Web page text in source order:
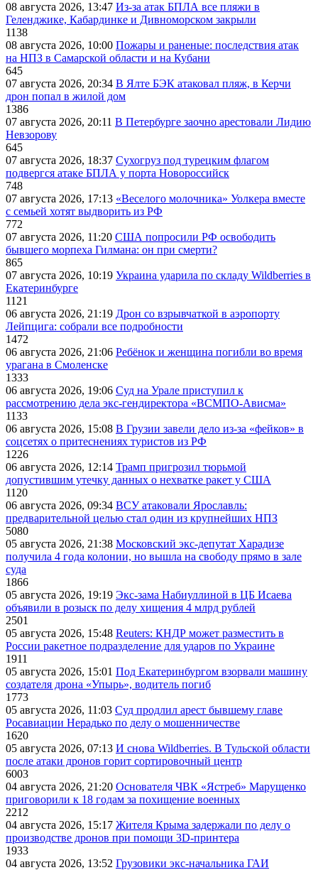
08 августа 2026, 13:47 Из-за атак БПЛА все пляжи в
Геленджике, Кабардинке и Дивноморском закрыли
1138
08 августа 2026, 10:00 Пожары и раненые: последствия атак
на НПЗ в Самарской области и на Кубани
645
07 августа 2026, 20:34 В Ялте БЭК атаковал пляж, в Керчи
дрон попал в жилой дом
1386
07 августа 2026, 20:11 В Петербурге заочно арестовали Лидию
Невзорову
645
07 августа 2026, 18:37 Сухогруз под турецким флагом
подвергся атаке БПЛА у порта Новороссийск
748
07 августа 2026, 17:13 «Веселого молочника» Уолкера вместе
с семьей хотят выдворить из РФ
772
07 августа 2026, 11:20 США попросили РФ освободить
бывшего морпеха Гилмана: он при смерти?
865
07 августа 2026, 10:19 Украина ударила по складу Wildberries в
Екатеринбурге
1121
06 августа 2026, 21:19 Дрон со взрывчаткой в аэропорту
Лейпцига: собрали все подробности
1472
06 августа 2026, 21:06 Ребёнок и женщина погибли во время
урагана в Смоленске
1333
06 августа 2026, 19:06 Суд на Урале приступил к
рассмотрению дела экс-гендиректора «ВСМПО-Ависма»
1133
06 августа 2026, 15:08 В Грузии завели дело из-за «фейков» в
соцсетях о притеснениях туристов из РФ
1226
06 августа 2026, 12:14 Трамп пригрозил тюрьмой
допустившим утечку данных о нехватке ракет у США
1120
06 августа 2026, 09:34 ВСУ атаковали Ярославль:
предварительной целью стал один из крупнейших НПЗ
5080
05 августа 2026, 21:38 Московский экс-депутат Харадизе
получила 4 года колонии, но вышла на свободу прямо в зале
суда
1866
05 августа 2026, 19:19 Экс-зама Набиуллиной в ЦБ Исаева
объявили в розыск по делу хищения 4 млрд рублей
2501
05 августа 2026, 15:48 Reuters: КНДР может разместить в
России ракетное подразделение для ударов по Украине
1911
05 августа 2026, 15:01 Под Екатеринбургом взорвали машину
создателя дрона «Упырь», водитель погиб
1773
05 августа 2026, 11:03 Суд продлил арест бывшему главе
Росавиации Нерадько по делу о мошенничестве
1620
05 августа 2026, 07:13 И снова Wildberries. В Тульской области
после атаки дронов горит сортировочный центр
6003
04 августа 2026, 21:20 Основателя ЧВК «Ястреб» Марущенко
приговорили к 18 годам за похищение военных
2212
04 августа 2026, 15:17 Жителя Крыма задержали по делу о
производстве дронов при помощи 3D‑принтера
1933
04 августа 2026, 13:52 Грузовики экс-начальника ГАИ